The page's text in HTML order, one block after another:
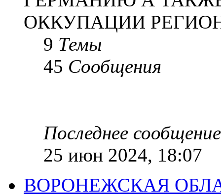
ОККУПАЦИИ
9 Темы
45 Сообщения
Последнее сообщение
25 июн 2024, 18:07
ВОРОНЕЖСКАЯ